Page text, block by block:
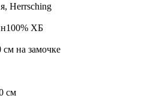
Herrsching
ХБ
см на замочке
см